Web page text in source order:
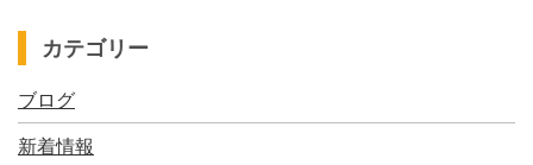
カテゴリー
ブログ
新着情報